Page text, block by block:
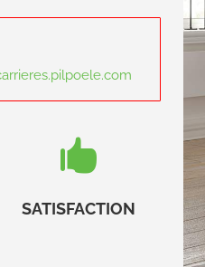

SATISFACTION